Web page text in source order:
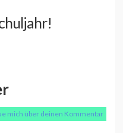
mich über deinen Kommentar